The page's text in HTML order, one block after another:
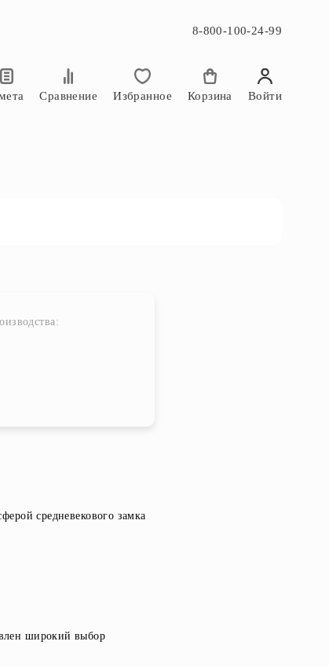
8-800-100-24-99
Сравнение Избранное Корзина Войти
средневекового замка
широкий выбор